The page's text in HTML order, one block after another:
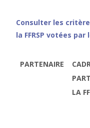
Consulter les
la FFRSP votées par
PARTENAIRE
LA